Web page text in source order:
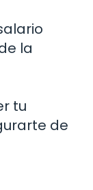
la
tu
de